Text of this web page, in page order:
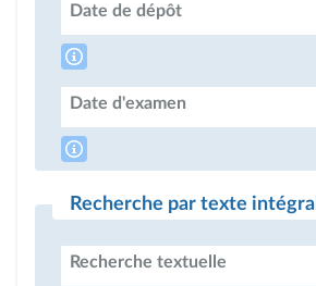
Date de dépôt
Date d'examen
Recherche par texte intégral
Recherche textuelle